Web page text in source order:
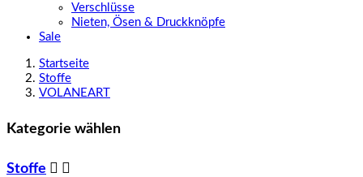
Verschlüsse
Nieten, Ösen & Druckknöpfe
Sale
Startseite
Stoffe
VOLANEART
Kategorie wählen
Stoffe  